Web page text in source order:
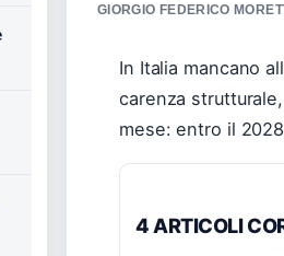
GIORGIO FEDERICO
In Italia mancano
carenza
mese: entro il
4 ARTICOLI